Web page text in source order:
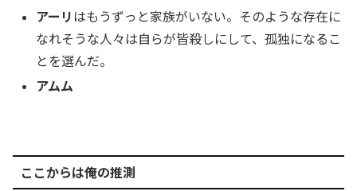
アーリ はもうずっと家族がいない。そのような存在に
なれそうな人々は自らが皆殺しにして、孤独になるこ
とを選んだ。
アムム
ここからは俺の推測